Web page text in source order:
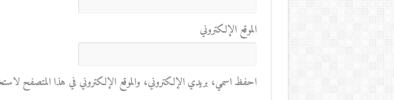
الموقع الإلكتروني
احفظ اسمي، بريدي الإلكتروني، والموقع الإلكتروني في هذا المتصفح